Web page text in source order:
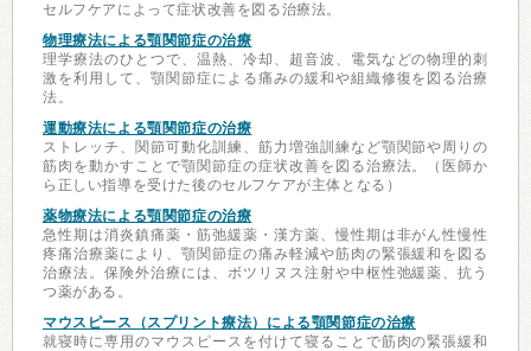
セルフケアによって症状改善を図る治療法。
物理療法による顎関節症の治療
理学療法のひとつで、温熱、冷却、超音波、電気などの物理的刺
激を利用して、顎関節症による痛みの緩和や組織修復を図る治療
法。
運動療法による顎関節症の治療
ストレッチ、関節可動化訓練、筋力増強訓練など顎関節や周りの
筋肉を動かすことで顎関節症の症状改善を図る治療法。（医師か
ら正しい指導を受けた後のセルフケアが主体となる）
薬物療法による顎関節症の治療
急性期は消炎鎮痛薬・筋弛緩薬・漢方薬、慢性期は非がん性慢性
疼痛治療薬により、顎関節症の痛み軽減や筋肉の緊張緩和を図る
治療法。保険外治療には、ボツリヌス注射や中枢性弛緩薬、抗う
つ薬がある。
マウスピース（スプリント療法）による顎関節症の治療
就寝時に専用のマウスピースを付けて寝ることで筋肉の緊張緩和